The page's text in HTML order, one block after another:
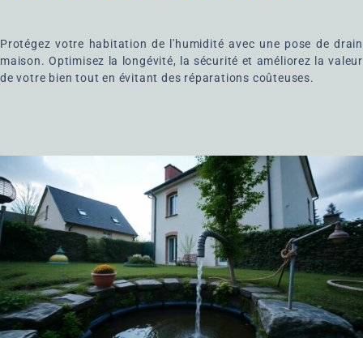
Protégez votre habitation de l'humidité avec une pose de drain
maison. Optimisez la longévité, la sécurité et améliorez la valeur
de votre bien tout en évitant des réparations coûteuses.